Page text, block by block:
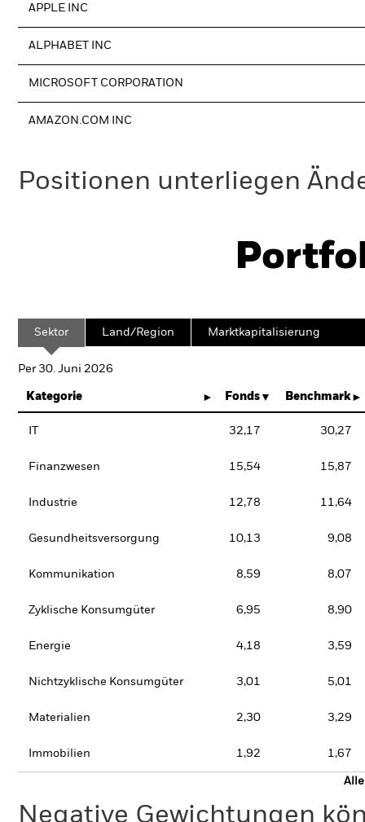
APPLE INC
ALPHABET INC
MICROSOFT CORPORATION
AMAZON.COM INC
Positionen unterliegen
Sektor Land/Region Marktkapitalisierung
Per 30. Juni 2026
Kategorie Fonds Benchmark
32,17 30,27
Finanzwesen 15,54 15,87
Industrie 12,78 11,64
Gesundheitsversorgung 10,13 9,08
Kommunikation 8,59 8,07
Zyklische Konsumgüter 6,95 8,90
Energie 4,18 3,59
Nichtzyklische Konsumgüter 3,01 5,01
Materialien 2,30 3,29
Immobilien 1,92 1,67
Negative Gewichtungen